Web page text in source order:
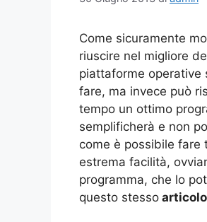
Come sicuramente
riuscire nel migliore
piattaforme operative
fare, ma invece può
tempo un ottimo
semplificherà e non
come è possibile fare
estrema facilità,
programma, che lo
questo stesso articolo